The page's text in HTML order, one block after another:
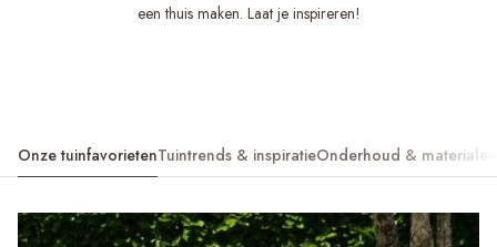
een thuis maken. Laat je inspireren!
Onze tuinfavorietenTuintrends & inspiratieOnderhoud & materialen